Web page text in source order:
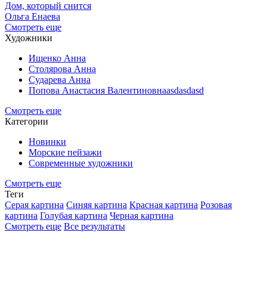
Дом, который снится
Ольга Енаева
Смотреть еще
Художники
Ищенко Анна
Столярова Анна
Сударева Анна
Попова Анастасия Валентиновнаasdasdasd
Смотреть еще
Категории
Новинки
Морские пейзажи
Современные художники
Смотреть еще
Теги
Серая картина Синяя картина Красная картина Розовая
картина Голубая картина Черная картина
Смотреть еще Все результаты